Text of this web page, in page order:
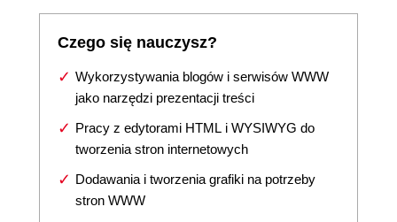
Czego się nauczysz?
Wykorzystywania blogów i serwisów WWW
jako narzędzi prezentacji treści
Pracy z edytorami HTML i WYSIWYG do
tworzenia stron internetowych
Dodawania i tworzenia grafiki na potrzeby
stron WWW